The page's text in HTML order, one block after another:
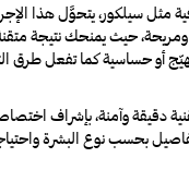
مثل سيلكور، يتحوَّل هذا
حيث يمنحك نتيجة
أو حساسية كما تفعل طرق
دقيقة وآمنة، بإشراف
بحسب نوع البشرة